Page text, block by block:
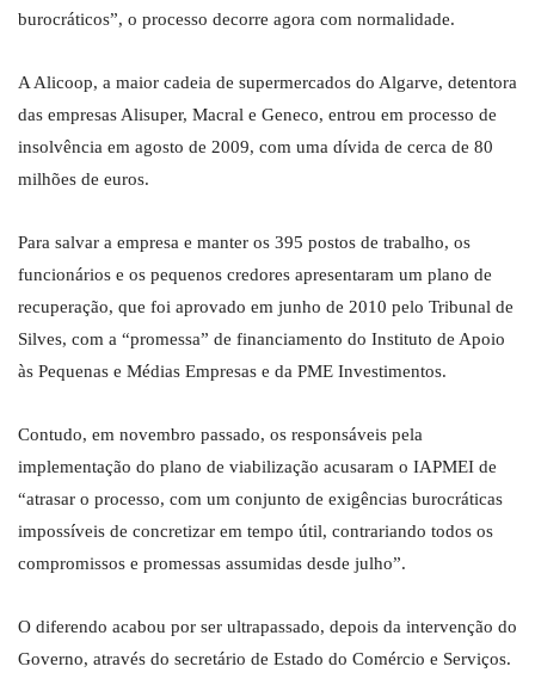
burocráticos”, o processo decorre agora com normalidade.
A Alicoop, a maior cadeia de supermercados do Algarve, detentora
das empresas Alisuper, Macral e Geneco, entrou em processo de
insolvência em agosto de 2009, com uma dívida de cerca de 80
milhões de euros.
Para salvar a empresa e manter os 395 postos de trabalho, os
funcionários e os pequenos credores apresentaram um plano de
recuperação, que foi aprovado em junho de 2010 pelo Tribunal de
Silves, com a “promessa” de financiamento do Instituto de Apoio
às Pequenas e Médias Empresas e da PME Investimentos.
Contudo, em novembro passado, os responsáveis pela
implementação do plano de viabilização acusaram o IAPMEI de
“atrasar o processo, com um conjunto de exigências burocráticas
impossíveis de concretizar em tempo útil, contrariando todos os
compromissos e promessas assumidas desde julho”.
O diferendo acabou por ser ultrapassado, depois da intervenção do
Governo, através do secretário de Estado do Comércio e Serviços.